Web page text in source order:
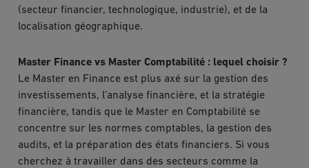
(secteur financier, technologique, industrie), et de la
localisation géographique.
Master Finance vs Master Comptabilité : lequel choisir ?
Le Master en Finance est plus axé sur la gestion des
investissements, l’analyse financière, et la stratégie
financière, tandis que le Master en Comptabilité se
concentre sur les normes comptables, la gestion des
audits, et la préparation des états financiers. Si vous
cherchez à travailler dans des secteurs comme la